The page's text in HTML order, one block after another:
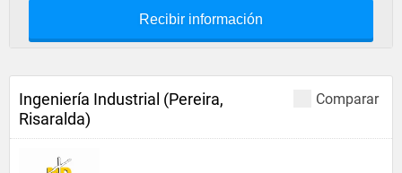
Recibir información
Comparar
Ingeniería Industrial (Pereira,
Risaralda)